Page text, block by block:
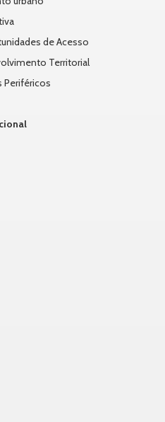
de Acesso
Territorial
Periféricos